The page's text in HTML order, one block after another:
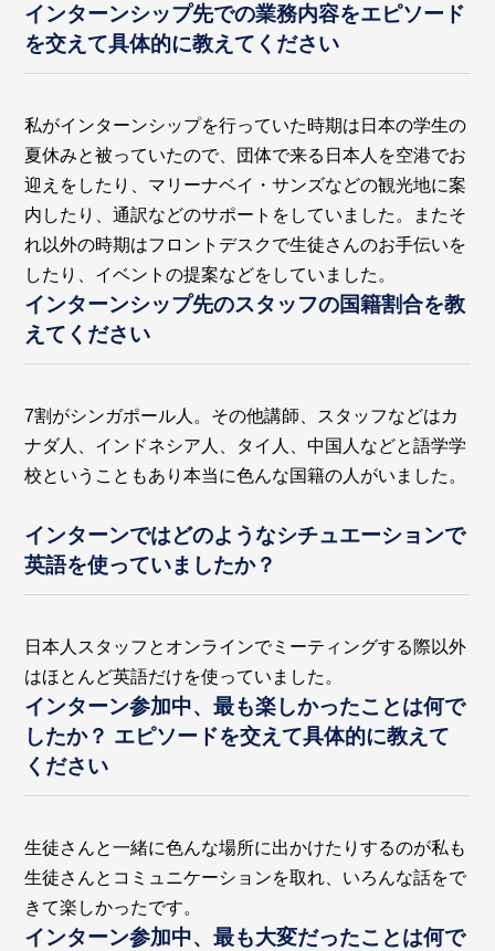
インターンシップ先での業務内容をエピソード
を交えて具体的に教えてください
私がインターンシップを行っていた時期は日本の学生の
夏休みと被っていたので、団体で来る日本人を空港でお
迎えをしたり、マリーナベイ・サンズなどの観光地に案
内したり、通訳などのサポートをしていました。またそ
れ以外の時期はフロントデスクで生徒さんのお手伝いを
したり、イベントの提案などをしていました。
インターンシップ先のスタッフの国籍割合を教
えてください
7割がシンガポール人。その他講師、スタッフなどはカ
ナダ人、インドネシア人、タイ人、中国人などと語学学
校ということもあり本当に色んな国籍の人がいました。
インターンではどのようなシチュエーションで
英語を使っていましたか？
日本人スタッフとオンラインでミーティングする際以外
はほとんど英語だけを使っていました。
インターン参加中、最も楽しかったことは何で
したか？ エピソードを交えて具体的に教えて
ください
生徒さんと一緒に色んな場所に出かけたりするのが私も
生徒さんとコミュニケーションを取れ、いろんな話をで
きて楽しかったです。
インターン参加中、最も大変だったことは何で